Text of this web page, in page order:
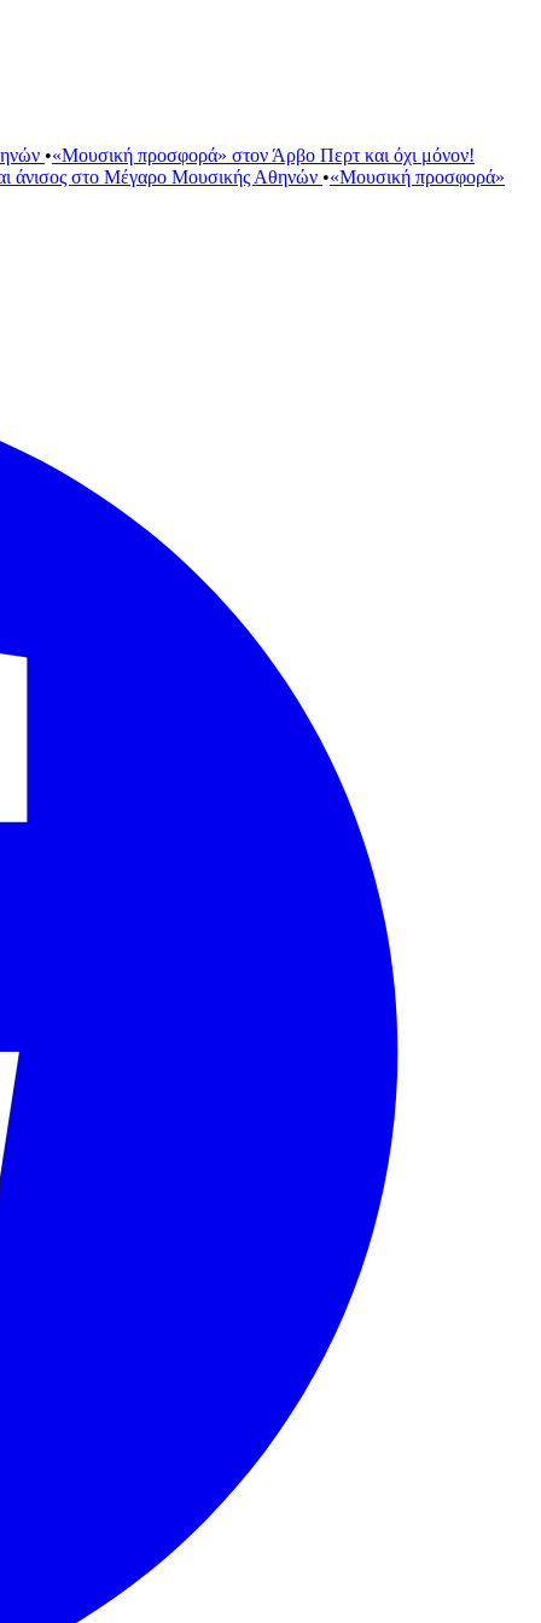
•«Μουσική προσφορά» στον Άρβο Περτ και όχι μόνον!
άνισος στο Μέγαρο Μουσικής Αθηνών •«Μουσική προσφορά»